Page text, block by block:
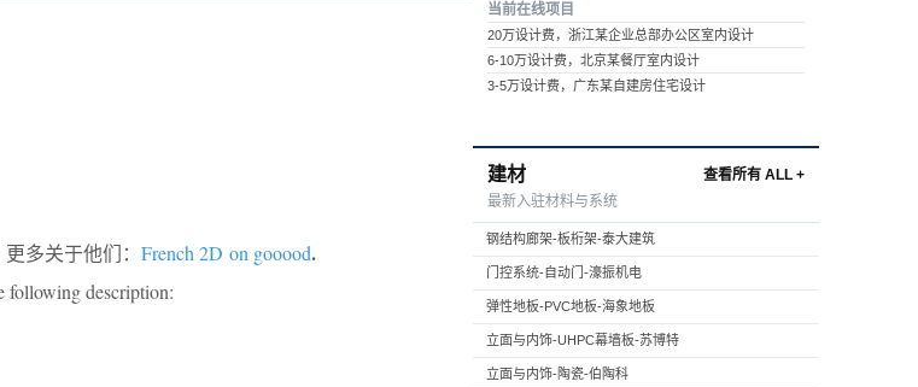
多关于他们： French 2D on gooood.
following description:
当前在线项目
20万设计费，浙江某企业总部办公区室内设计
6-10万设计费，北京某餐厅室内设计
3-5万设计费，广东某自建房住宅设计
建材
查看所有 ALL +
最新入驻材料与系统
钢结构廊架-板桁架-泰大建筑
门控系统-自动门-濠振机电
弹性地板-PVC地板-海象地板
立面与内饰-UHPC幕墙板-苏博特
立面与内饰-陶瓷-伯陶科